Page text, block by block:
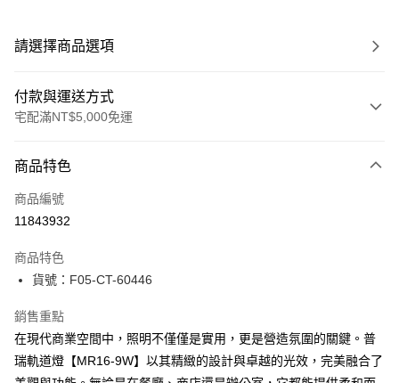
請選擇商品選項
付款與運送方式
宅配滿NT$5,000免運
信用卡一次付款
LINE Pay
街口支付
悠遊付
Google Pay
全盈+PAY
商品特色
商品編號
11843932
商品特色
貨號：F05-CT-60446
銷售重點
在現代商業空間中，照明不僅僅是實用，更是營造氛圍的關鍵。普
瑞軌道燈【MR16-9W】以其精緻的設計與卓越的光效，完美融合了